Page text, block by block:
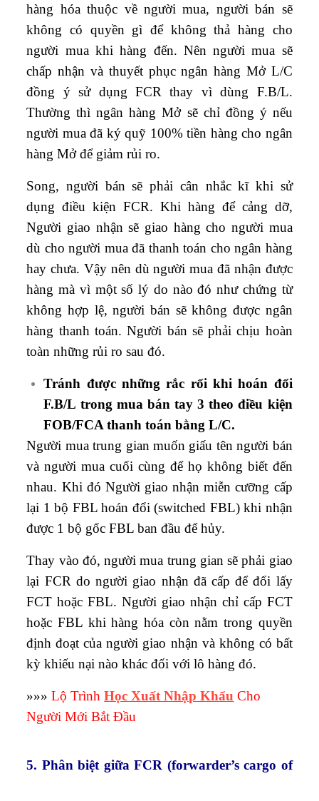
hàng hóa thuộc về người mua, người bán sẽ
không có quyền gì để không thả hàng cho
người mua khi hàng đến. Nên người mua sẽ
chấp nhận và thuyết phục ngân hàng Mở L/C
đồng ý sử dụng FCR thay vì dùng F.B/L.
Thường thì ngân hàng Mở sẽ chỉ đồng ý nếu
người mua đã ký quỹ 100% tiền hàng cho ngân
hàng Mở để giảm rủi ro.
Song, người bán sẽ phải cân nhắc kĩ khi sử
dụng điều kiện FCR. Khi hàng để cảng dỡ,
Người giao nhận sẽ giao hàng cho người mua
dù cho người mua đã thanh toán cho ngân hàng
hay chưa. Vậy nên dù người mua đã nhận được
hàng mà vì một số lý do nào đó như chứng từ
không hợp lệ, người bán sẽ không được ngân
hàng thanh toán. Người bán sẽ phải chịu hoàn
toàn những rủi ro sau đó.
Tránh được những rắc rối khi hoán đổi
F.B/L trong mua bán tay 3 theo điều kiện
FOB/FCA thanh toán bằng L/C.
Người mua trung gian muốn giấu tên người bán
và người mua cuối cùng để họ không biết đến
nhau. Khi đó Người giao nhận miễn cưỡng cấp
lại 1 bộ FBL hoán đổi (switched FBL) khi nhận
được 1 bộ gốc FBL ban đầu để hủy.
Thay vào đó, người mua trung gian sẽ phải giao
lại FCR do người giao nhận đã cấp để đổi lấy
FCT hoặc FBL. Người giao nhận chỉ cấp FCT
hoặc FBL khi hàng hóa còn nằm trong quyền
định đoạt của người giao nhận và không có bất
kỳ khiếu nại nào khác đối với lô hàng đó.
»»»Lộ TrìnhHọc Xuất Nhập Khẩu Cho
Người Mới Bắt Đầu
5. Phân biệt giữa FCR (forwarder’s cargo of